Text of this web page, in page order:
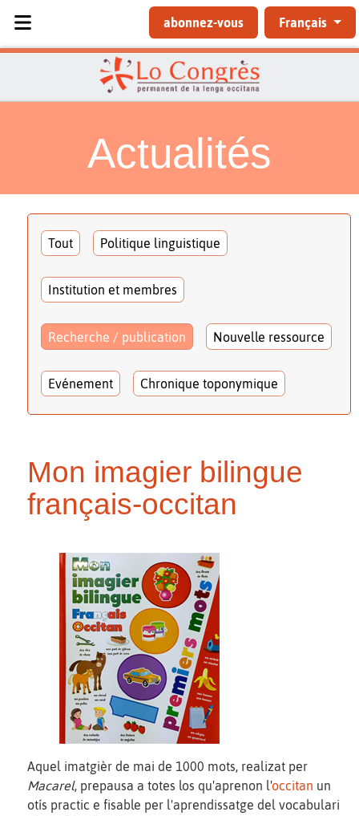
abonnez-vous Français
Actualités
Tout Politique linguistique
Institution et membres
Recherche / publication Nouvelle ressource
Evénement Chronique toponymique
Mon imagier bilingue
français-occitan
Aquel imatgièr de mai de 1000 mots, realizat per
Macarel, prepausa a totes los qu'aprenon l'occitan un
otís practic e fisable per l'aprendissatge del vocabulari